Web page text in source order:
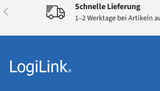
Vorherige Schnelle Lieferung
1–2 Werktage bei Artikeln